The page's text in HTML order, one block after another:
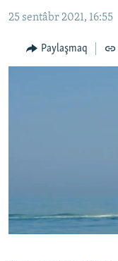
Qıdıruvğa
MEDENİYET
İNSAN AQLARI
Українською
25 sentâbr 2021, 16:55
Paylaşmaq